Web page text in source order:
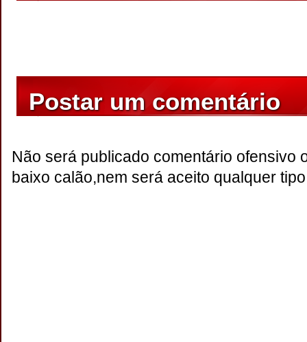
Postar um comentário
Não será publicado comentário ofensivo
baixo calão,nem será aceito qualquer